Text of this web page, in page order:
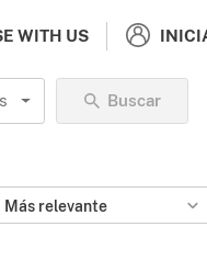
WITH US
Buscar
Más relevante